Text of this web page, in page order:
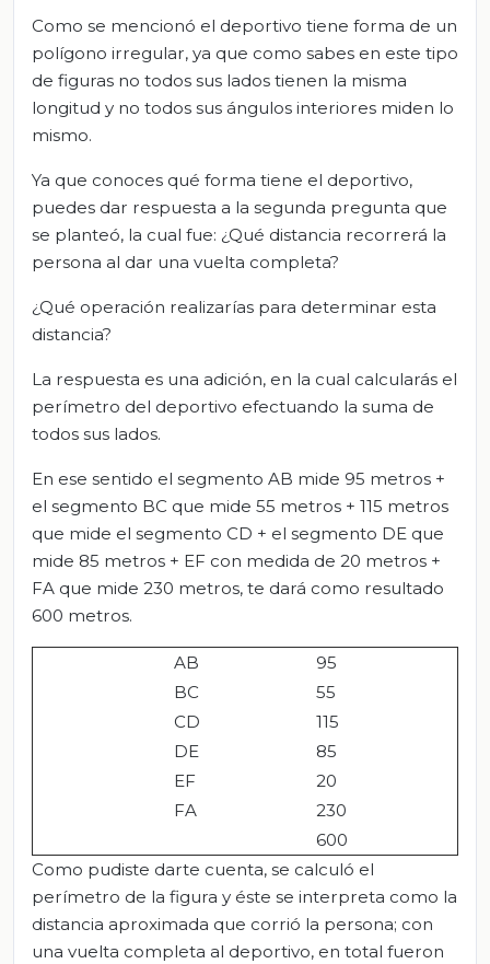
Como se mencionó el deportivo tiene forma de un
polígono irregular, ya que como sabes en este tipo
de figuras no todos sus lados tienen la misma
longitud y no todos sus ángulos interiores miden lo
mismo.
Ya que conoces qué forma tiene el deportivo,
puedes dar respuesta a la segunda pregunta que
se planteó, la cual fue: ¿Qué distancia recorrerá la
persona al dar una vuelta completa?
¿Qué operación realizarías para determinar esta
distancia?
La respuesta es una adición, en la cual calcularás el
perímetro del deportivo efectuando la suma de
todos sus lados.
En ese sentido el segmento AB mide 95 metros +
el segmento BC que mide 55 metros + 115 metros
que mide el segmento CD + el segmento DE que
mide 85 metros + EF con medida de 20 metros +
FA que mide 230 metros, te dará como resultado
600 metros.
AB
95
BC
55
CD
115
DE
85
EF
20
FA
230
600
Como pudiste darte cuenta, se calculó el
perímetro de la figura y éste se interpreta como la
distancia aproximada que corrió la persona; con
una vuelta completa al deportivo, en total fueron